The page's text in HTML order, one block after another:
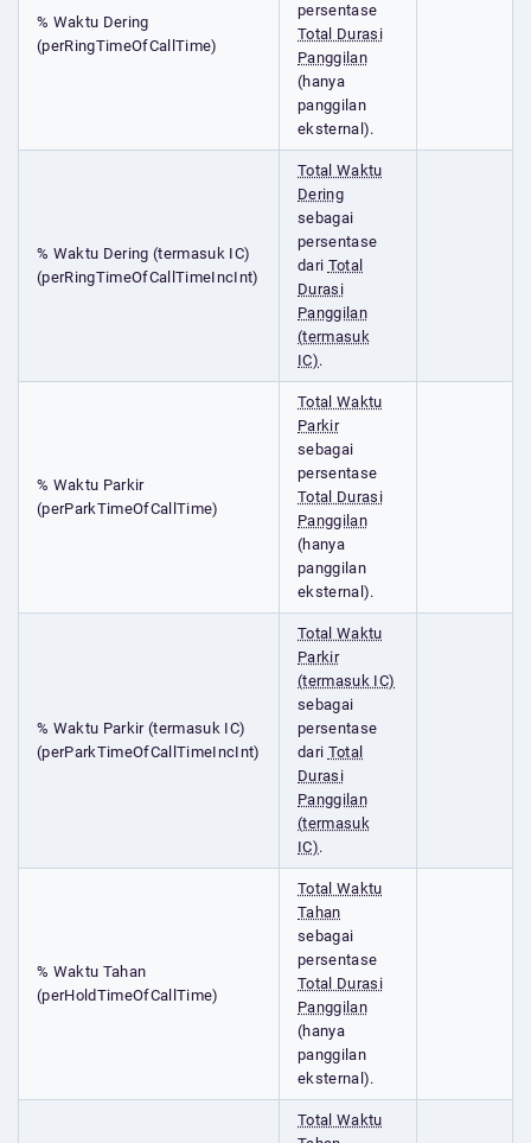
% Waktu Dering
(perRingTimeOfCallTime)
persentase
Total Durasi
Panggilan
(hanya
panggilan
eksternal).
% Waktu Dering (termasuk IC)
(perRingTimeOfCallTimeIncInt)
Total Waktu
Dering
sebagai
persentase
dari Total
Durasi
Panggilan
(termasuk
IC).
% Waktu Parkir
(perParkTimeOfCallTime)
Total Waktu
Parkir
sebagai
persentase
Total Durasi
Panggilan
(hanya
panggilan
eksternal).
% Waktu Parkir (termasuk IC)
(perParkTimeOfCallTimeIncInt)
Total Waktu
Parkir
(termasuk IC)
sebagai
persentase
dari Total
Durasi
Panggilan
(termasuk
IC).
% Waktu Tahan
(perHoldTimeOfCallTime)
Total Waktu
Tahan
sebagai
persentase
Total Durasi
Panggilan
(hanya
panggilan
eksternal).
Total Waktu